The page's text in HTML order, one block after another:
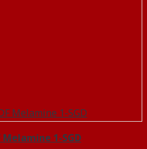
Melamine 1-SGD